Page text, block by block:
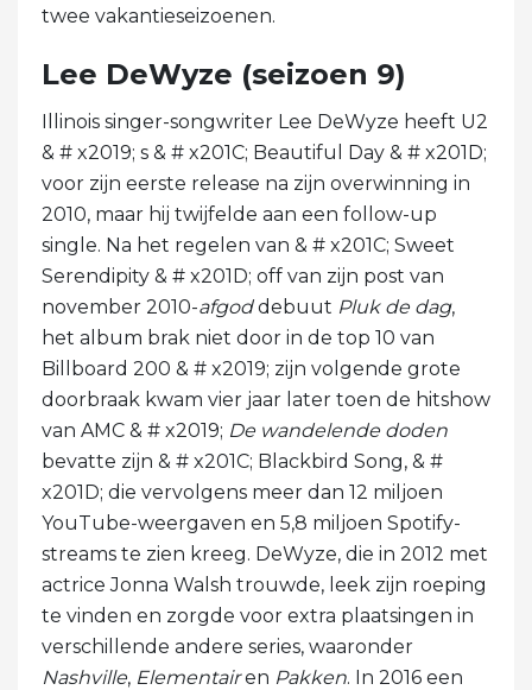
twee vakantieseizoenen.
Lee DeWyze (seizoen 9)
Illinois singer-songwriter Lee DeWyze heeft U2
& # x2019; s & # x201C; Beautiful Day & # x201D;
voor zijn eerste release na zijn overwinning in
2010, maar hij twijfelde aan een follow-up
single. Na het regelen van & # x201C; Sweet
Serendipity & # x201D; off van zijn post van
november 2010-afgoddebuut Pluk de dag,
het album brak niet door in de top 10 van
Billboard 200 & # x2019; zijn volgende grote
doorbraak kwam vier jaar later toen de hitshow
van AMC & # x2019; De wandelende doden
bevatte zijn & # x201C; Blackbird Song, & #
x201D; die vervolgens meer dan 12 miljoen
YouTube-weergaven en 5,8 miljoen Spotify-
streams te zien kreeg. DeWyze, die in 2012 met
actrice Jonna Walsh trouwde, leek zijn roeping
te vinden en zorgde voor extra plaatsingen in
verschillende andere series, waaronder
Nashville, Elementairen Pakken. In 2016 een